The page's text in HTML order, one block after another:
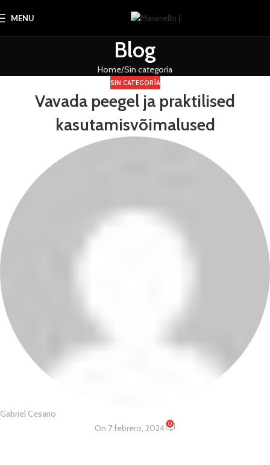
MENU
Blog
Home Sin categoría
SIN CATEGORÍA
Vavada peegel ja praktilised
kasutamisvõimalused
Gabriel Cesario
On 7 febrero, 2024
0